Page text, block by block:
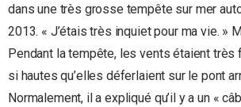
dans une très grosse tempête sur mer
2013. « J’étais très inquiet pour ma vie. »
Pendant la tempête, les vents étaient
si hautes qu’elles déferlaient sur le pont
Normalement, il a expliqué qu’il y a un «